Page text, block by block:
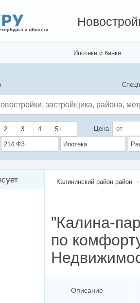
Ипотеки и банки
2 3 4 5+ Цена
214 ФЗ Ипотека
Калининский район район
"Калина-
по
Описание